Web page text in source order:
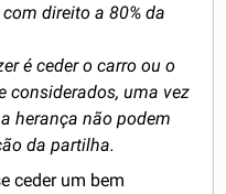
direito a 80% da
é ceder o carro ou o
considerados, uma vez
herança não podem
da partilha.
ceder um bem